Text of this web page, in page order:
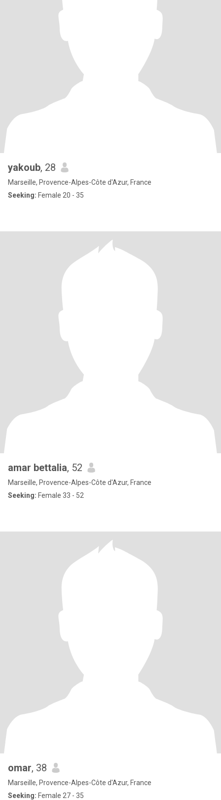
yakoub, 28
Marseille, Provence-Alpes-Côte d'Azur, France
Seeking: Female 20 - 35
amar bettalia, 52
Marseille, Provence-Alpes-Côte d'Azur, France
Seeking: Female 33 - 52
omar, 38
Marseille, Provence-Alpes-Côte d'Azur, France
Seeking: Female 27 - 35